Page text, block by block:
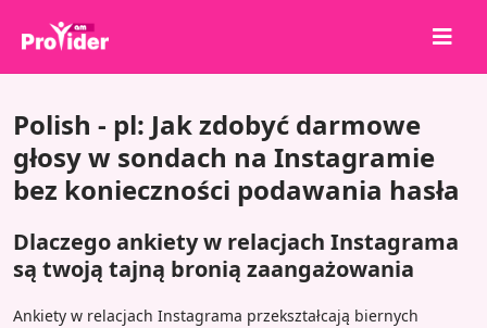
O nas
Zaloguj się
Usługi
Polish - pl: Jak zdobyć darmowe
głosy w sondach na Instagramie
bez konieczności podawania hasła
Dlaczego ankiety w relacjach Instagrama
są twoją tajną bronią zaangażowania
Ankiety w relacjach Instagrama przekształcają biernych